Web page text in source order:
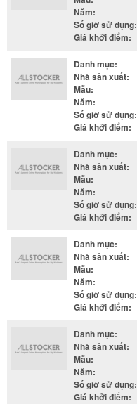
Năm:
Số giờ sử dụng:
Giá khởi điểm:
Danh mục:
Nhà sản xuất:
Mẫu:
Năm:
Số giờ sử dụng:
Giá khởi điểm:
Danh mục:
Nhà sản xuất:
Mẫu:
Năm:
Số giờ sử dụng:
Giá khởi điểm:
Danh mục:
Nhà sản xuất:
Mẫu:
Năm:
Số giờ sử dụng:
Giá khởi điểm:
Danh mục:
Nhà sản xuất:
Mẫu:
Năm:
Số giờ sử dụng:
Giá khởi điểm: